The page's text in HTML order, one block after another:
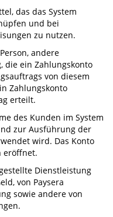
das das System
und bei
zu nutzen.
andere
die ein Zahlungskonto
von diesem
Zahlungskonto
erteilt.
des Kunden im System
zur Ausführung der
wird. Das Konto
eröffnet.
Dienstleistung
von Paysera
sowie andere von